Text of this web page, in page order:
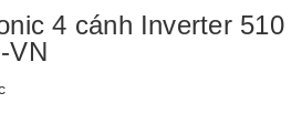
4 cánh Inverter 510
VN